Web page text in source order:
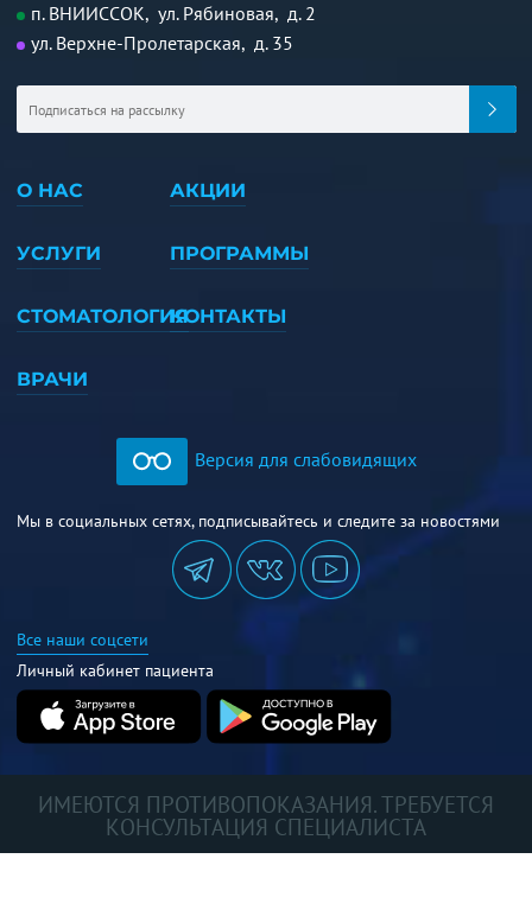
п. ВНИИССОК, ул. Рябиновая, д. 2
ул. Верхне-Пролетарская, д. 35
О НАС
УСЛУГИ
СТОМАТОЛОГИЯ
ВРАЧИ
АКЦИИ
ПРОГРАММЫ
КОНТАКТЫ
Версия для слабовидящих
Мы в социальных сетях, подписывайтесь и следите за новостями
Все наши соцсети
Личный кабинет пациента
ИМЕЮТСЯ ПРОТИВОПОКАЗАНИЯ. ТРЕБУЕТСЯ
КОНСУЛЬТАЦИЯ СПЕЦИАЛИСТА